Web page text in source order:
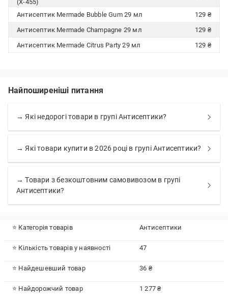
(X-455)
Антисептик Mermade Bubble Gum 29 мл
129 ₴
Антисептик Mermade Champagne 29 мл
129 ₴
Антисептик Mermade Citrus Party 29 мл
129 ₴
Найпоширеніші питання
→ Які недорогі товари в групі Антисептики?
→ Які товари купити в 2026 році в групі Антисептики?
→ Товари з безкоштовним самовивозом в групі
Антисептики?
⭐ Категорія товарів Антисептики
⭐ Кількість товарів у наявності 47
⭐ Найдешевший товар 36 ₴
⭐ Найдорожчий товар 1 277 ₴